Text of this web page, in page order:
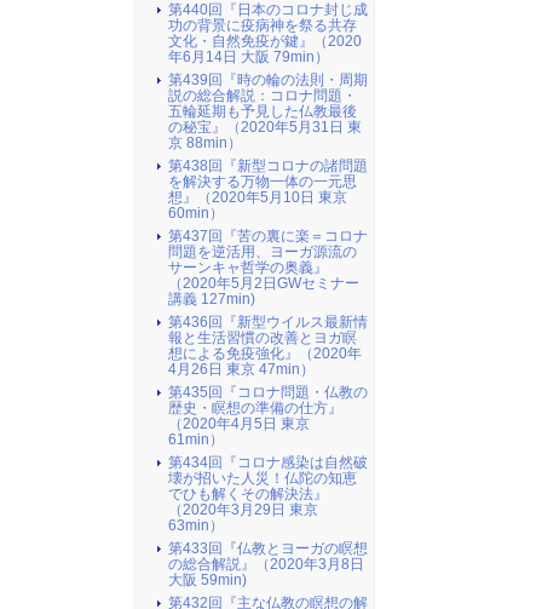
第440回『日本のコロナ封じ成
功の背景に疫病神を祭る共存
文化・自然免疫が鍵』（2020
年6月14日 大阪 79min）
第439回『時の輪の法則・周期
説の総合解説：コロナ問題・
五輪延期も予見した仏教最後
の秘宝』（2020年5月31日 東
京 88min）
第438回『新型コロナの諸問題
を解決する万物一体の一元思
想』（2020年5月10日 東京
60min）
第437回『苦の裏に楽＝コロナ
問題を逆活用、ヨーガ源流の
サーンキャ哲学の奥義』
（2020年5月2日GWセミナー
講義 127min)
第436回『新型ウイルス最新情
報と生活習慣の改善とヨガ瞑
想による免疫強化』（2020年
4月26日 東京 47min）
第435回『コロナ問題・仏教の
歴史・瞑想の準備の仕方』
（2020年4月5日 東京
61min）
第434回『コロナ感染は自然破
壊が招いた人災！仏陀の知恵
でひも解くその解決法』
（2020年3月29日 東京
63min）
第433回『仏教とヨーガの瞑想
の総合解説』（2020年3月8日
大阪 59min)
第432回『主な仏教の瞑想の解